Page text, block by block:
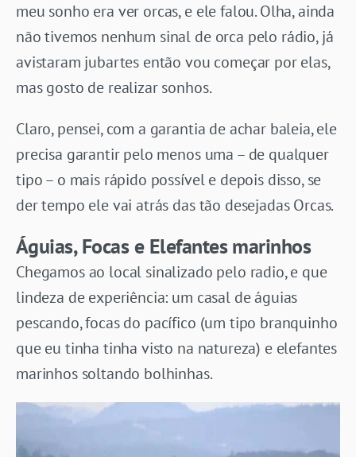
meu sonho era ver orcas, e ele falou. Olha, ainda
não tivemos nenhum sinal de orca pelo rádio, já
avistaram jubartes então vou começar por elas,
mas gosto de realizar sonhos.
Claro, pensei, com a garantia de achar baleia, ele
precisa garantir pelo menos uma – de qualquer
tipo – o mais rápido possível e depois disso, se
der tempo ele vai atrás das tão desejadas Orcas.
Águias, Focas e Elefantes marinhos
Chegamos ao local sinalizado pelo radio, e que
lindeza de experiência: um casal de águias
pescando, focas do pacífico (um tipo branquinho
que eu tinha tinha visto na natureza) e elefantes
marinhos soltando bolhinhas.